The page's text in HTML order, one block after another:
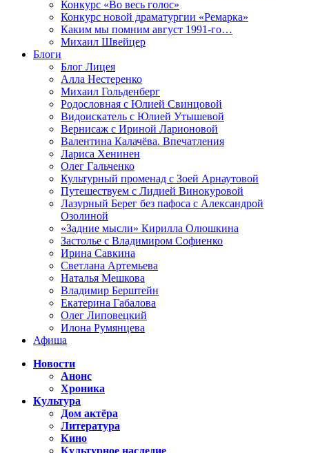
Конкурс «Во весь голос»
Конкурс новой драматургии «Ремарка»
Каким мы помним август 1991-го…
Михаил Швейцер
Блоги
Блог Лицея
Алла Нестеренко
Михаил Гольденберг
Родословная с Юлией Свинцовой
Видоискатель с Юлией Утышевой
Вернисаж с Ириной Ларионовой
Валентина Калачёва. Впечатления
Лариса Хенинен
Олег Гальченко
Культурный променад с Зоей Арнаутовой
Путешествуем с Лидией Винокуровой
Лазурный Берег без пафоса с Александрой
Озолиной
«Задние мысли» Кирилла Олюшкина
Застолье с Владимиром Софиенко
Ирина Савкина
Светлана Артемьева
Наталья Мешкова
Владимир Берштейн
Екатерина Габалова
Олег Липовецкий
Илона Румянцева
Афиша
Новости
Анонс
Хроника
Культура
Дом актёра
Литература
Кино